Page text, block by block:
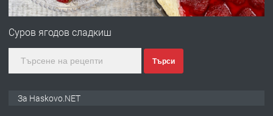
ПРЕДЛАГА
№4120 Магазин/Офис под наем в кв.
градската градина!
Суров ягодов сладкиш
Търси
За Haskovo.NET